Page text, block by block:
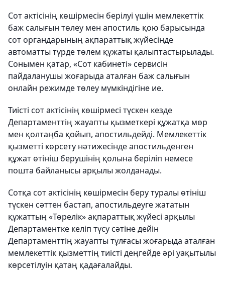
Сот актісінің көшірмесін берілуі үшін мемлекеттік
баж салығын төлеу мен апостиль қою барысында
сот органдарының ақпараттық жүйесінде
автоматты түрде төлем құжаты қалыптастырылады.
Сонымен қатар, «Сот кабинеті» сервисін
пайдаланушы жоғарыда аталған баж салығын
онлайн режимде төлеу мүмкіндігіне ие.
Тиісті сот актісінің көшірмесі түскен кезде
Департаменттің жауапты қызметкері құжатқа мөр
мен қолтаңба қойып, апостильдейді. Мемлекеттік
қызметті көрсету нәтижесінде апостильденген
құжат өтініш берушінің қолына беріліп немесе
пошта байланысы арқылы жолданады.
Сотқа сот актісінің көшірмесін беру туралы өтініш
түскен сәттен бастап, апостильдеуге жататын
құжаттың «Төрелік» ақпараттық жүйесі арқылы
Департаментке келіп түсу сәтіне дейін
Департаменттің жауапты тұлғасы жоғарыда аталған
мемлекеттік қызметтің тиісті деңгейде әрі уақытылы
көрсетілуін қатаң қадағалайды.